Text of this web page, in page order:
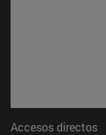
Accesos directos